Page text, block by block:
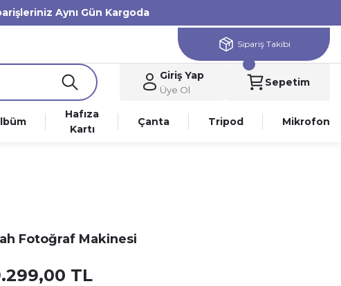
Aynı Gün Kargoda
Sipariş Takibi
Giriş Yap
Üye Ol
Sepetim
Hafıza
Kartı
Çanta Tripod Mikrofon
Fotoğraf Makinesi
TL